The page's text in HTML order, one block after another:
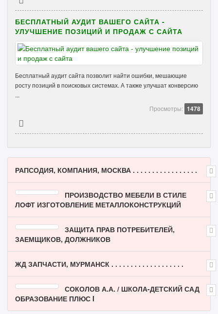
БЕСПЛАТНЫЙ АУДИТ ВАШЕГО САЙТА -
УЛУЧШЕНИЕ ПОЗИЦИЙ И ПРОДАЖ С САЙТА
Бесплатный аудит сайта позволит найти ошибки, мешающие
росту позиций в поисковых системах. А также улучшат конверсию
...
Просмотры: 1478
РАПСОДИЯ, КОМПАНИЯ, МОСКВА . . . . . . . . . . . . . . . . .
ПРОИЗВОДСТВО МЕБЕЛИ В СТИЛЕ
ЛОФТ ИЗГОТОВЛЕНИЕ МЕТАЛЛОКОНСТРУКЦИЙ
ЗАЩИТА ПРАВ ПОТРЕБИТЕЛЕЙ,
ЗАЕМЩИКОВ, ДОЛЖНИКОВ
ЖД ЗАПЧАСТИ, МУРМАНСК . . . . . . . . . . . . . . . . . . .
СОКОЛОВ А.А. / ШКОЛА-ДЕТСКИЙ САД
ОБРАЗОВАНИЕ ПЛЮС I